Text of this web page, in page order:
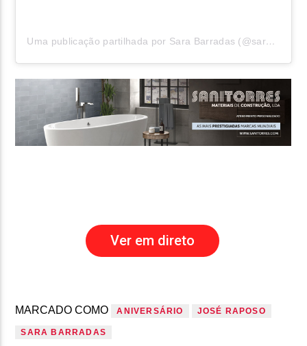
Uma publicação partilhada por Sara Barradas (@sarabarradasofficial)
Ver em direto
MARCADO COMO ANIVERSÁRIO JOSÉ RAPOSO
SARA BARRADAS